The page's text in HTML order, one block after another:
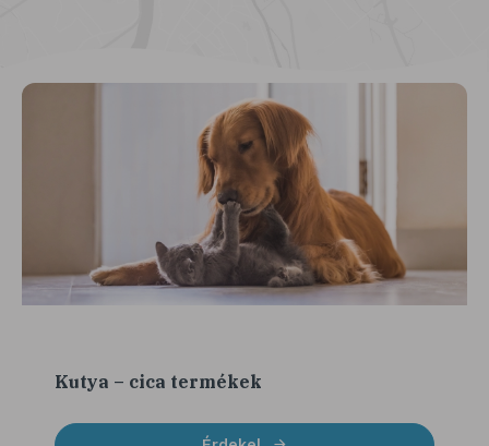
Kutya – cica termékek